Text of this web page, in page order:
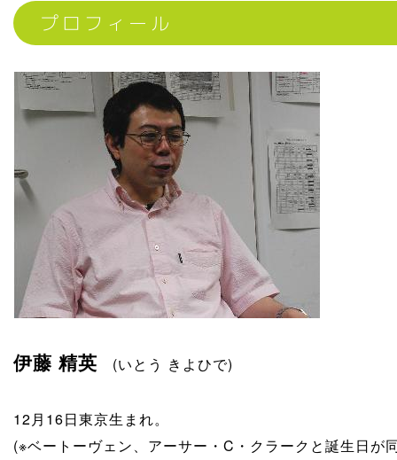
プロフィール
伊藤 精英 (いとう きよひで)
12月16日東京生まれ。
(※ベートーヴェン、アーサー・C・クラークと誕生日が